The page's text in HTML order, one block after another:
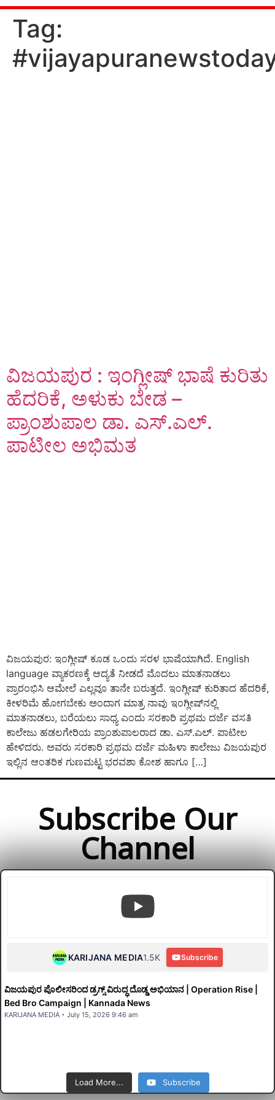
Tag:
ವಿಜಯಪುರ : ಇಂಗ್ಲೀಷ್ ಭಾಷೆ ಕುರಿತು
ಹೆದರಿಕೆ, ಅಳುಕು ಬೇಡ –
ಪ್ರಾಂಶುಪಾಲ ಡಾ. ಎಸ್.ಎಲ್.
ಪಾಟೀಲ ಅಭಿಮತ
ವಿಜಯಪುರ: ಇಂಗ್ಲೀಷ್ ಕೂಡ ಒಂದು ಸರಳ ಭಾಷೆಯಾಗಿದೆ. English
language ವ್ಯಾಕರಣಕ್ಕೆ ಆದ್ಯತೆ ನೀಡದೆ ಮೊದಲು ಮಾತನಾಡಲು
ಪ್ರಾರಂಭಿಸಿ ಆಮೇಲೆ ಎಲ್ಲವೂ ತಾನೇ ಬರುತ್ತದೆ. ಇಂಗ್ಲೀಷ್ ಕುರಿತಾದ ಹೆದರಿಕೆ,
ಕೀಳರಿಮೆ ಹೋಗಬೇಕು ಅಂದಾಗ ಮಾತ್ರ ನಾವು ಇಂಗ್ಲೀಷ್‍ನಲ್ಲಿ
ಮಾತನಾಡಲು, ಬರೆಯಲು ಸಾಧ್ಯ ಎಂದು ಸರಕಾರಿ ಪ್ರಥಮ ದರ್ಜೆ ವಸತಿ
ಕಾಲೇಜು ಹಡಲಗೇರಿಯ ಪ್ರಾಂಶುಪಾಲರಾದ ಡಾ. ಎಸ್.ಎಲ್. ಪಾಟೀಲ
ಹೇಳಿದರು. ಅವರು ಸರಕಾರಿ ಪ್ರಥಮ ದರ್ಜೆ ಮಹಿಳಾ ಕಾಲೇಜು ವಿಜಯಪುರ
ಇಲ್ಲಿನ ಆಂತರಿಕ ಗುಣಮಟ್ಟ ಭರವಶಾ ಕೋಶ ಹಾಗೂ […]
Subscribe Our
Channel
KARIJANA MEDIA1.5K Subscribe
ವಿಜಯಪುರ ಪೊಲೀಸರಿಂದ ಡ್ರಗ್ಸ್ ವಿರುದ್ಧ ದೊಡ್ಡ ಅಭಿಯಾನ | Operation Rise |
Bed Bro Campaign | Kannada News
KARIJANA MEDIA July 15, 2026 9:46 am
Load More... Subscribe